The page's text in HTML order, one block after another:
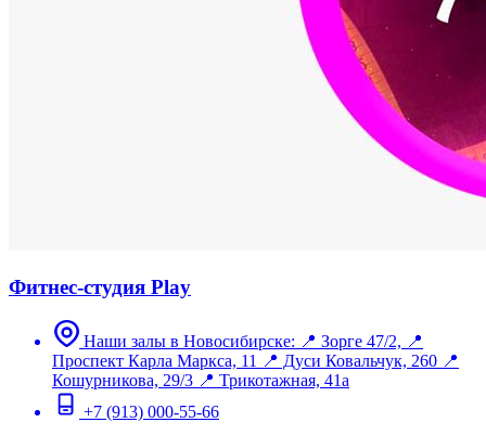
Фитнес-студия Play
Наши залы в Новосибирске: 📍 Зорге 47/2, 📍
Проспект Карла Маркса, 11 📍 Дуси Ковальчук, 260 📍
Кошурникова, 29/3 📍 Трикотажная, 41а
+7 (913) 000-55-66